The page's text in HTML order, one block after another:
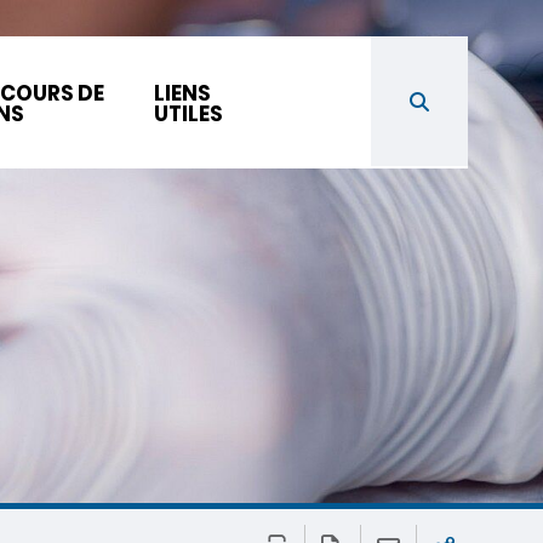
DE LIENS
UTILES